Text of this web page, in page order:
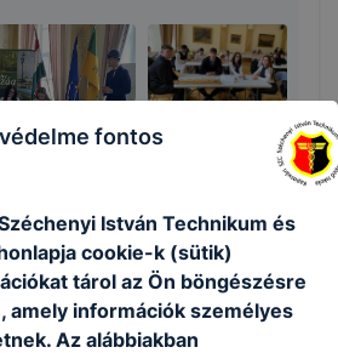
fontos
István Technikum és
cookie-k (sütik)
tárol az Ön böngészésre
amely információk személyes
Az alábbiakban